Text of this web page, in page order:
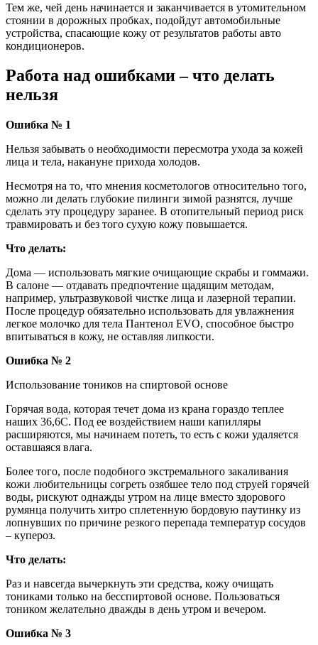
Тем же, чей день начинается и заканчивается в утомительном
стоянии в дорожных пробках, подойдут автомобильные
устройства, спасающие кожу от результатов работы авто
кондиционеров.
Работа над ошибками – что делать
нельзя
Ошибка № 1
Нельзя забывать о необходимости пересмотра ухода за кожей
лица и тела, накануне прихода холодов.
Несмотря на то, что мнения косметологов относительно того,
можно ли делать глубокие пилинги зимой разнятся, лучше
сделать эту процедуру заранее. В отопительный период риск
травмировать и без того сухую кожу повышается.
Что делать:
Дома — использовать мягкие очищающие скрабы и гоммажи.
В салоне — отдавать предпочтение щадящим методам,
например, ультразвуковой чистке лица и лазерной терапии.
После процедур обязательно использовать для увлажнения
легкое молочко для тела Пантенол EVO, способное быстро
впитываться в кожу, не оставляя липкости.
Ошибка № 2
Использование тоников на спиртовой основе
Горячая вода, которая течет дома из крана гораздо теплее
наших 36,6С. Под ее воздействием наши капилляры
расширяются, мы начинаем потеть, то есть с кожи удаляется
оставшаяся влага.
Более того, после подобного экстремального закаливания
кожи любительницы согреть озябшее тело под струей горячей
воды, рискуют однажды утром на лице вместо здорового
румянца получить хитро сплетенную бордовую паутинку из
лопнувших по причине резкого перепада температур сосудов
– купероз.
Что делать:
Раз и навсегда вычеркнуть эти средства, кожу очищать
тониками только на бесспиртовой основе. Пользоваться
тоником желательно дважды в день утром и вечером.
Ошибка № 3